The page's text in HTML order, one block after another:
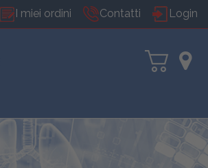
I miei ordini Contatti Login